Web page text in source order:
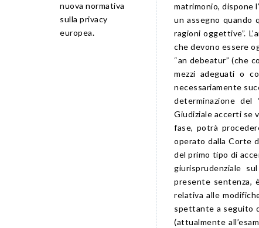
nuova normativa
sulla privacy
europea.
matrimonio, dispone
un assegno quando
ragioni oggettive”.
che devono essere
“an debeatur” (che
mezzi adeguati o
necessariamente
determinazione del
Giudiziale accerti se
fase, potrà
operato dalla Corte
del primo tipo di
giurisprudenziale
presente sentenza,
relativa alle
spettante a seguito
(attualmente